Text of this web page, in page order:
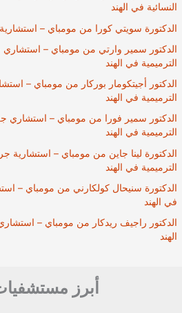
النسائية في الهند
الدكتورة سويتي كورا من مومباي –
الدكتور سمير وارتي من مومباي – استشاري
الترميمية في الهند
الدكتور أجيتكومار بوركار من مومباي –
الترميمية في الهند
الدكتور سمير فورا من مومباي – استشاري
الترميمية في الهند
الدكتورة لينا جاين من مومباي – استشارية
الترميمية في الهند
الدكتورة سنيحال كولكارني من مومباي –
في الهند
الدكتور راجيف ريدكار من مومباي –
الهند
أبرز